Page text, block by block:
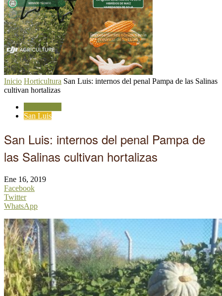
Inicio Horticultura San Luis: internos del penal Pampa de las Salinas
cultivan hortalizas
San Luis
San Luis: internos del penal Pampa de
las Salinas cultivan hortalizas
Ene 16, 2019
Facebook
Twitter
WhatsApp